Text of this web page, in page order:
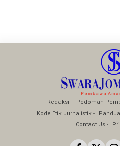
Redaksi
Pedoman
Kode Etik Jurnalistik
Contact Us